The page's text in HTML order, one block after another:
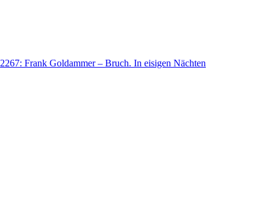
2267: Frank Goldammer – Bruch. In eisigen Nächten